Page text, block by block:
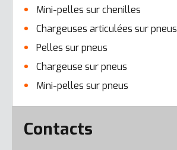
Mini-pelles sur chenilles
Chargeuses articulées sur pneus
Pelles sur pneus
Chargeuse sur pneus
Mini-pelles sur pneus
Error here
Contacts